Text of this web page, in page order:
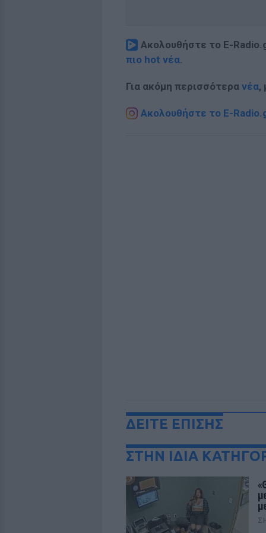
Ακολουθήστε το E-
πιο hot νέα.
Για ακόμη περισσότερα νέα,
Ακολουθήστε το E-
ΔΕΙΤΕ ΕΠΙΣΗΣ
ΣΤΗΝ ΙΔΙΑ